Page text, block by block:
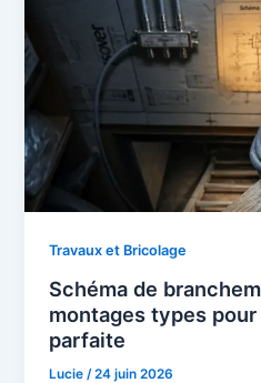
Travaux et Bricolage
Schéma de
montages types
parfaite
Lucie /24 juin 2026